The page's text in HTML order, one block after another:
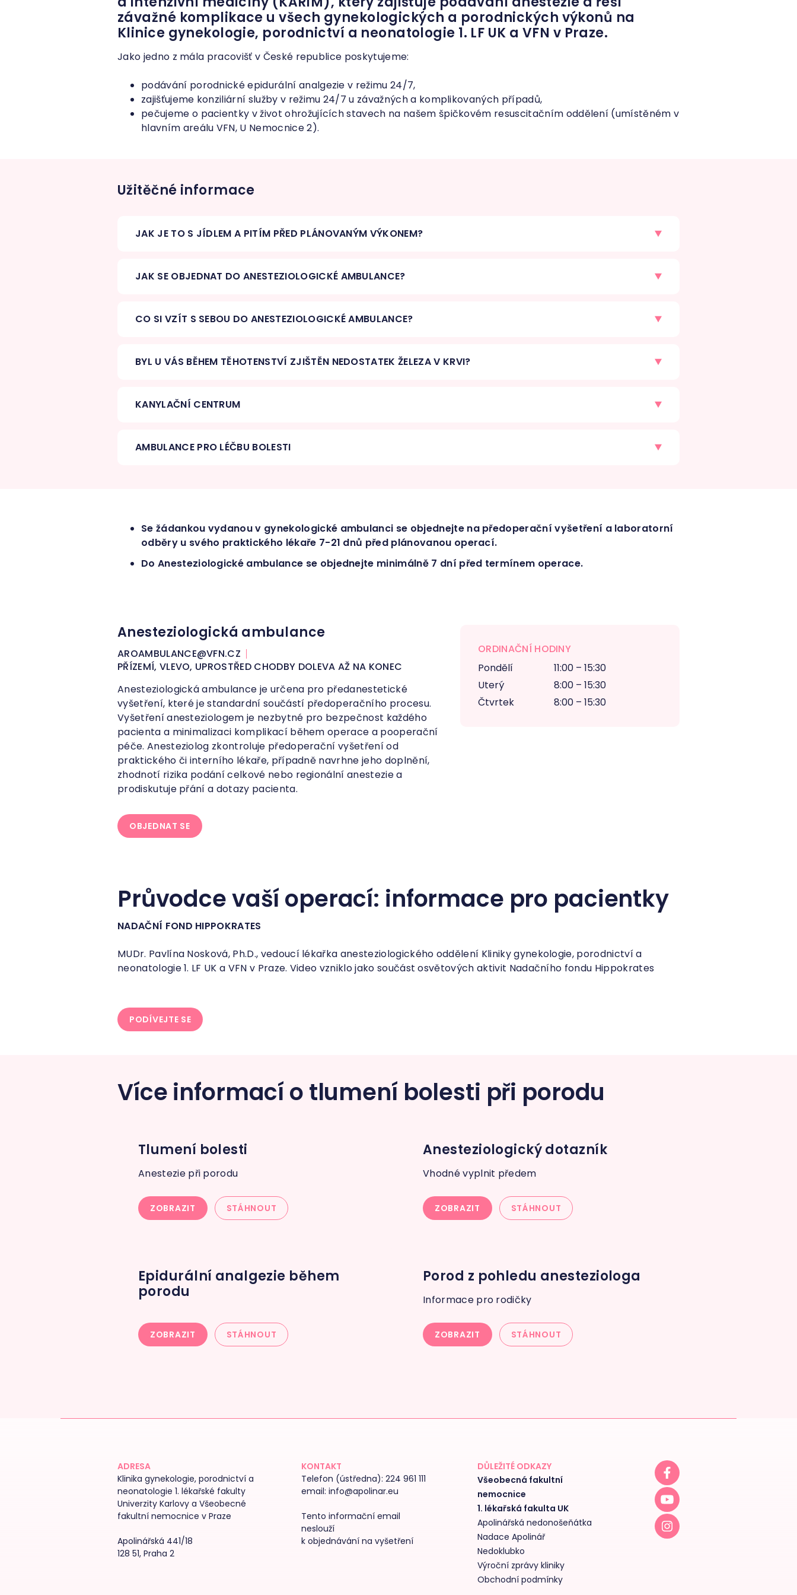
závažné komplikace u všech gynekologických a porodnických výkonů na
Klinice gynekologie, porodnictví a neonatologie 1. LF UK a VFN v Praze.
Jako jedno z mála pracovišť v České republice poskytujeme:
podávání porodnické epidurální analgezie v režimu 24/7,
zajišťujeme konziliární služby v režimu 24/7 u závažných a komplikovaných případů,
pečujeme o pacientky v život ohrožujících stavech na našem špičkovém resuscitačním oddělení (umístěném v
hlavním areálu VFN, U Nemocnice 2).
Užitěčné informace
JAK JE TO S JÍDLEM A PITÍM PŘED PLÁNOVANÝM VÝKONEM?
JAK SE OBJEDNAT DO ANESTEZIOLOGICKÉ AMBULANCE?
CO SI VZÍT S SEBOU DO ANESTEZIOLOGICKÉ AMBULANCE?
BYL U VÁS BĚHEM TĚHOTENSTVÍ ZJIŠTĚN NEDOSTATEK ŽELEZA V KRVI?
KANYLAČNÍ CENTRUM
AMBULANCE PRO LÉČBU BOLESTI
Se žádankou vydanou v gynekologické ambulanci se objednejte na předoperační vyšetření a laboratorní
odběry u svého praktického lékaře 7-21 dnů před plánovanou operací.
Do Anesteziologické ambulance se objednejte minimálně 7 dní před termínem operace.
Anesteziologická ambulance
AROAMBULANCE@VFN.CZ
PŘÍZEMÍ, VLEVO, UPROSTŘED CHODBY DOLEVA AŽ NA KONEC
Anesteziologická ambulance je určena pro předanestetické
vyšetření, které je standardní součástí předoperačního procesu.
Vyšetření anesteziologem je nezbytné pro bezpečnost každého
pacienta a minimalizaci komplikací během operace a pooperační
péče. Anesteziolog zkontroluje předoperační vyšetření od
praktického či interního lékaře, případně navrhne jeho doplnění,
zhodnotí rizika podání celkové nebo regionální anestezie a
prodiskutuje přání a dotazy pacienta.
OBJEDNAT SE
ORDINAČNÍ HODINY
Pondělí
11:00 – 15:30
Uterý
8:00 – 15:30
Čtvrtek
8:00 – 15:30
Průvodce vaší operací: informace pro pacientky
NADAČNÍ FOND HIPPOKRATES
MUDr. Pavlína Nosková, Ph.D., vedoucí lékařka anesteziologického oddělení Kliniky gynekologie, porodnictví a
neonatologie 1. LF UK a VFN v Praze. Video vzniklo jako součást osvětových aktivit Nadačního fondu Hippokrates
PODÍVEJTE SE
Více informací o tlumení bolesti při porodu
Tlumení bolesti
Anestezie při porodu
ZOBRAZIT STÁHNOUT
Anesteziologický dotazník
Vhodné vyplnit předem
ZOBRAZIT STÁHNOUT
Epidurální analgezie během
porodu
ZOBRAZIT STÁHNOUT
Porod z pohledu anesteziologa
Informace pro rodičky
ZOBRAZIT STÁHNOUT
ADRESA
Klinika gynekologie, porodnictví a
neonatologie 1. lékařské fakulty
Univerzity Karlovy a Všeobecné
fakultní nemocnice v Praze
Apolinářská 441/18
128 51, Praha 2
KONTAKT
Telefon (ústředna): 224 961 111
email: info@apolinar.eu
Tento informační email
neslouží
k objednávání na vyšetření
DŮLEŽITÉ ODKAZY
Všeobecná fakultní
nemocnice
1. lékařská fakulta UK
Apolinářská nedonošeňátka
Nadace Apolinář
Nedoklubko
Výroční zprávy kliniky
Obchodní podmínky